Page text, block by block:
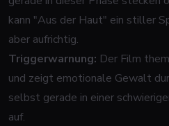
kann "Aus der Haut" ein stiller
aber aufrichtig.
Triggerwarnung: Der Film
und zeigt emotionale Gewalt
selbst gerade in einer
auf.